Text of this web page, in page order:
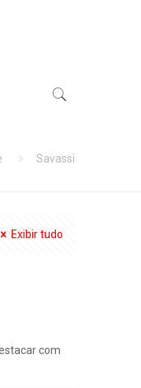
Savassi
Exibir tudo
com